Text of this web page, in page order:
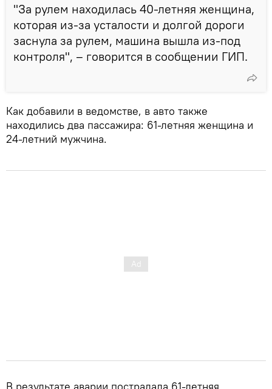
"За рулем находилась 40-летняя женщина,
которая из-за усталости и долгой дороги
заснула за рулем, машина вышла из-под
контроля", – говорится в сообщении ГИП.
Как добавили в ведомстве, в авто также
находились два пассажира: 61-летняя женщина и
24-летний мужчина.
В результате аварии пострадала 61-летняя